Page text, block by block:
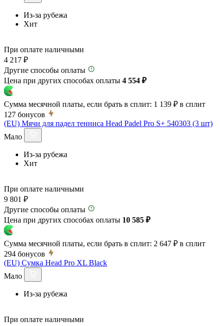
Из-за рубежа
Хит
При оплате наличными
4 217 ₽
Другие способы оплаты
Цена при других способах оплаты 4 554 ₽
Сумма месячной платы, если брать в сплит: 1 139 ₽ в сплит
127 бонусов
(EU) Мячи для падел тенниса Head Padel Pro S+ 540303 (3 шт)
Мало
Из-за рубежа
Хит
При оплате наличными
9 801 ₽
Другие способы оплаты
Цена при других способах оплаты 10 585 ₽
Сумма месячной платы, если брать в сплит: 2 647 ₽ в сплит
294 бонусов
(EU) Сумка Head Pro XL Black
Мало
Из-за рубежа
При оплате наличными